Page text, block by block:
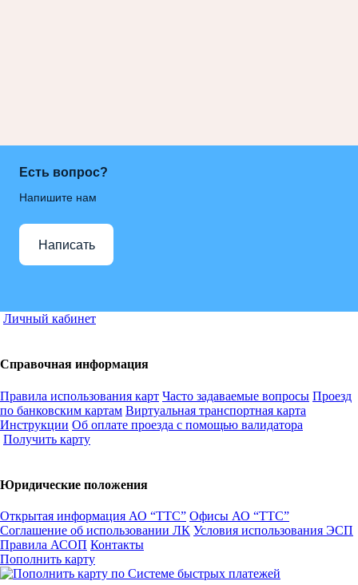
Есть вопрос?
Напишите нам
Написать
Личный кабинет
Справочная информация
Правила использования карт Часто задаваемые вопросы Проезд
по банковским картам Виртуальная транспортная карта
Инструкции Об оплате проезда с помощью валидатора
Получить карту
Юридические положения
Открытая информация АО “ТТС” Офисы АО “ТТС”
Соглашение об использовании ЛК Условия использования ЭСП
Правила АСОП Контакты
Пополнить карту